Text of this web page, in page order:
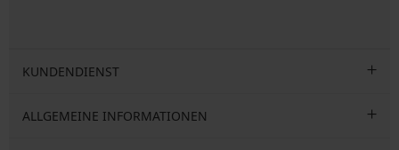
KUNDENDIENST
ALLGEMEINE INFORMATIONEN